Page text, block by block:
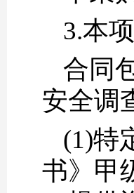
3.本
合同
安全调
(1)特
书》甲